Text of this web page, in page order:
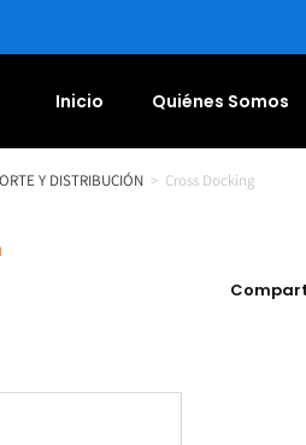
Inicio Quiénes Somos
Y DISTRIBUCIÓN > Cross Docking